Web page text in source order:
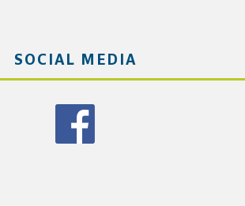
SOCIAL MEDIA